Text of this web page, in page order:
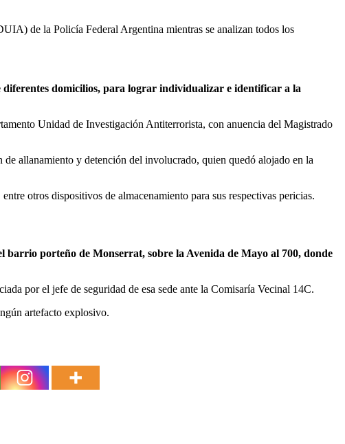
de la Policía Federal Argentina mientras se analizan todos los
diferentes domicilios, para lograr individualizar e identificar a la
Unidad de Investigación Antiterrorista, con anuencia del Magistrado
allanamiento y detención del involucrado, quien quedó alojado en la
otros dispositivos de almacenamiento para sus respectivas pericias.
barrio porteño de Monserrat, sobre la Avenida de Mayo al 700, donde
por el jefe de seguridad de esa sede ante la Comisaría Vecinal 14C.
artefacto explosivo.